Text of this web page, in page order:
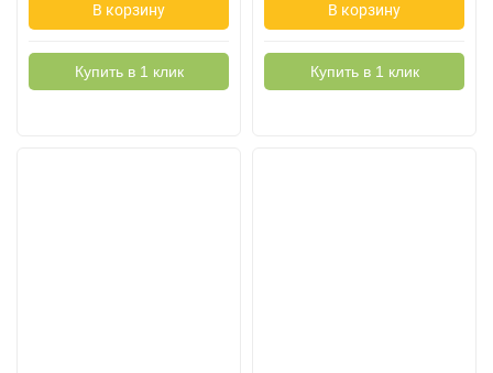
В корзину
Купить в 1 клик
В корзину
Купить в 1 клик